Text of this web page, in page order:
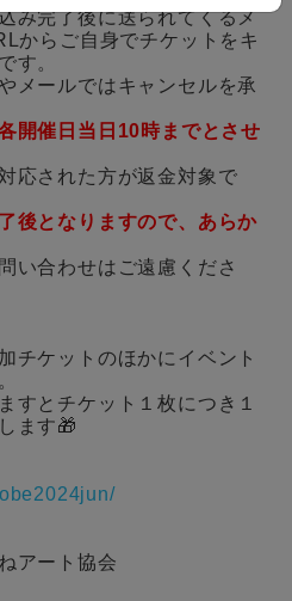
み完了後に送られてくるメ
からご自身でチケットをキ
す。
メールではキャンセルを承
開催日当日10時までとさせ
応された方が返金対象で
後となりますので、あらか
い合わせはご遠慮くださ
チケットのほかにイベント
すとチケット１枚につき１
ます🎁
アート協会